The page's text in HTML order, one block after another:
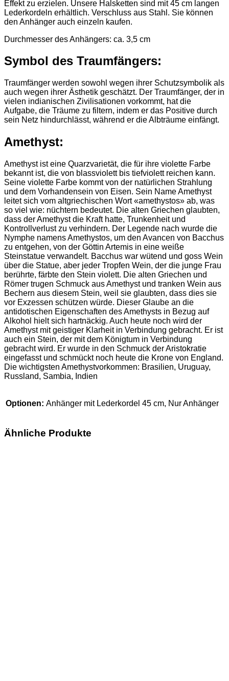
Effekt zu erzielen. Unsere Halsketten sind mit 45 cm langen
Lederkordeln erhältlich. Verschluss aus Stahl. Sie können
den Anhänger auch einzeln kaufen.
Durchmesser des Anhängers: ca. 3,5 cm
Symbol des Traumfängers:
Traumfänger werden sowohl wegen ihrer Schutzsymbolik als
auch wegen ihrer Ästhetik geschätzt. Der Traumfänger, der in
vielen indianischen Zivilisationen vorkommt, hat die
Aufgabe, die Träume zu filtern, indem er das Positive durch
sein Netz hindurchlässt, während er die Albträume einfängt.
Amethyst:
Amethyst ist eine Quarzvarietät, die für ihre violette Farbe
bekannt ist, die von blassviolett bis tiefviolett reichen kann.
Seine violette Farbe kommt von der natürlichen Strahlung
und dem Vorhandensein von Eisen. Sein Name Amethyst
leitet sich vom altgriechischen Wort «amethystos» ab, was
so viel wie: nüchtern bedeutet. Die alten Griechen glaubten,
dass der Amethyst die Kraft hatte, Trunkenheit und
Kontrollverlust zu verhindern. Der Legende nach wurde die
Nymphe namens Amethystos, um den Avancen von Bacchus
zu entgehen, von der Göttin Artemis in eine weiße
Steinstatue verwandelt. Bacchus war wütend und goss Wein
über die Statue, aber jeder Tropfen Wein, der die junge Frau
berührte, färbte den Stein violett. Die alten Griechen und
Römer trugen Schmuck aus Amethyst und tranken Wein aus
Bechern aus diesem Stein, weil sie glaubten, dass dies sie
vor Exzessen schützen würde. Dieser Glaube an die
antidotischen Eigenschaften des Amethysts in Bezug auf
Alkohol hielt sich hartnäckig. Auch heute noch wird der
Amethyst mit geistiger Klarheit in Verbindung gebracht. Er ist
auch ein Stein, der mit dem Königtum in Verbindung
gebracht wird. Er wurde in den Schmuck der Aristokratie
eingefasst und schmückt noch heute die Krone von England.
Die wichtigsten Amethystvorkommen: Brasilien, Uruguay,
Russland, Sambia, Indien
Optionen: Anhänger mit Lederkordel 45 cm, Nur Anhänger
Ähnliche Produkte